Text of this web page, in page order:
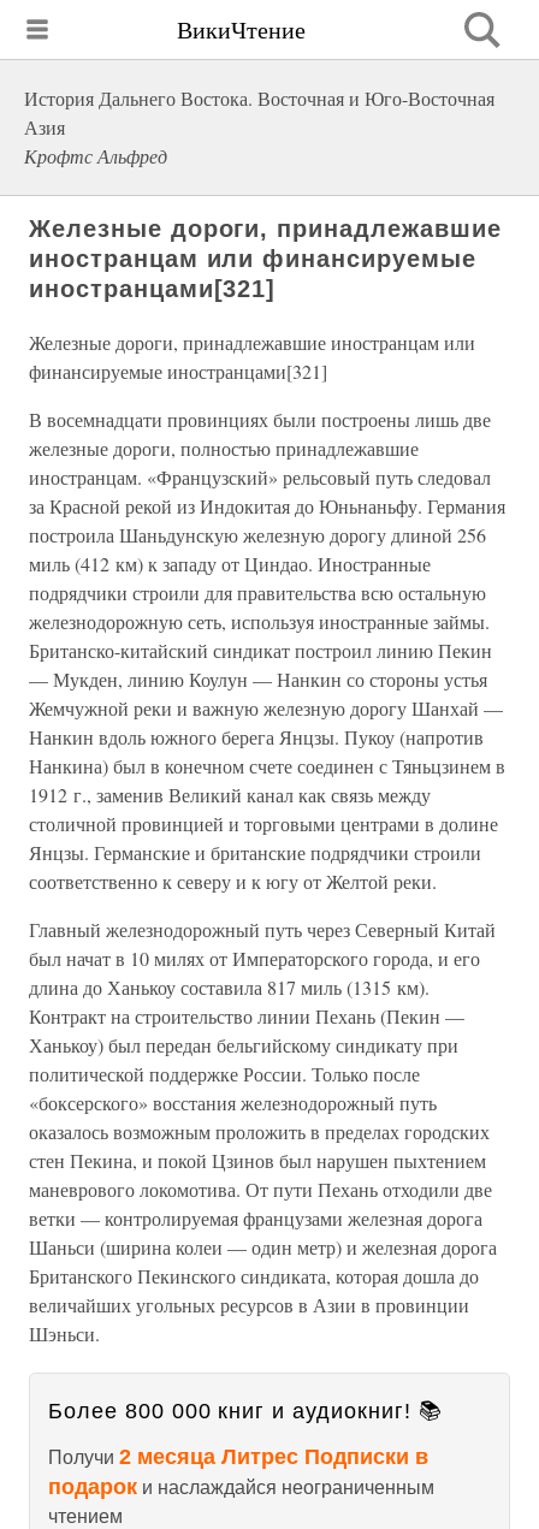
ВикиЧтение
История Дальнего Востока. Восточная и Юго-Восточная
Азия
Крофтс Альфред
Железные дороги, принадлежавшие
иностранцам или финансируемые
иностранцами[321]
Железные дороги, принадлежавшие иностранцам или
финансируемые иностранцами[321]
В восемнадцати провинциях были построены лишь две
железные дороги, полностью принадлежавшие
иностранцам. «Французский» рельсовый путь следовал
за Красной рекой из Индокитая до Юньнаньфу. Германия
построила Шаньдунскую железную дорогу длиной 256
миль (412 км) к западу от Циндао. Иностранные
подрядчики строили для правительства всю остальную
железнодорожную сеть, используя иностранные займы.
Британско-китайский синдикат построил линию Пекин
— Мукден, линию Коулун — Нанкин со стороны устья
Жемчужной реки и важную железную дорогу Шанхай —
Нанкин вдоль южного берега Янцзы. Пукоу (напротив
Нанкина) был в конечном счете соединен с Тяньцзинем в
1912 г., заменив Великий канал как связь между
столичной провинцией и торговыми центрами в долине
Янцзы. Германские и британские подрядчики строили
соответственно к северу и к югу от Желтой реки.
Главный железнодорожный путь через Северный Китай
был начат в 10 милях от Императорского города, и его
длина до Ханькоу составила 817 миль (1315 км).
Контракт на строительство линии Пехань (Пекин —
Ханькоу) был передан бельгийскому синдикату при
политической поддержке России. Только после
«боксерского» восстания железнодорожный путь
оказалось возможным проложить в пределах городских
стен Пекина, и покой Цзинов был нарушен пыхтением
маневрового локомотива. От пути Пехань отходили две
ветки — контролируемая французами железная дорога
Шаньси (ширина колеи — один метр) и железная дорога
Британского Пекинского синдиката, которая дошла до
величайших угольных ресурсов в Азии в провинции
Шэньси.
Более 800 000 книг и аудиокниг! 📚
Получи 2 месяца Литрес Подписки в
подарок и наслаждайся неограниченным
чтением